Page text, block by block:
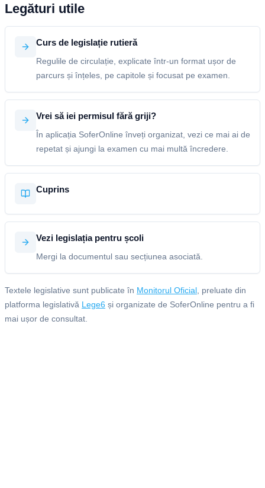
Legături utile
Curs de legislație rutieră
Regulile de circulație, explicate într-un format ușor de
parcurs și înțeles, pe capitole și focusat pe examen.
Vrei să iei permisul fără griji?
În aplicația SoferOnline înveți organizat, vezi ce mai ai de
repetat și ajungi la examen cu mai multă încredere.
Cuprins
Vezi legislația pentru școli
Mergi la documentul sau secțiunea asociată.
Textele legislative sunt publicate în Monitorul Oficial , preluate din
platforma legislativă Lege6 și organizate de SoferOnline pentru a fi
mai ușor de consultat.